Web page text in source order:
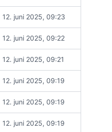
12. juni 2025, 09:23
12. juni 2025, 09:22
12. juni 2025, 09:21
12. juni 2025, 09:19
12. juni 2025, 09:19
12. juni 2025, 09:19